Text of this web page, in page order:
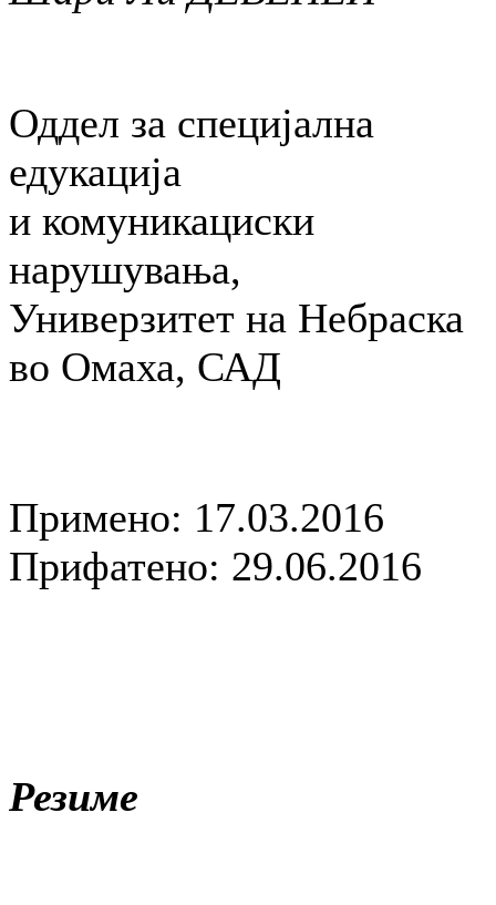
Оддел за специјална
едукација
и комуникациски
нарушувања,
Универзитет на Небраска
во Омаха, САД
Примено: 17.03.2016
Прифатено: 29.06.2016
Резиме